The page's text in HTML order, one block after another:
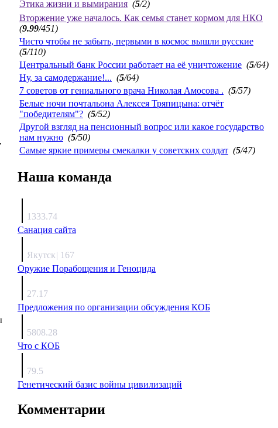
Этика жизни и вымирания (5/2)
Вторжение уже началось. Как семья станет кормом для НКО
(9.99/451)
Чисто чтобы не забыть, первыми в космос вышли русские
(5/110)
Центральный банк России работает на её уничтожение (5/64)
Ну, за самодержание!... (5/64)
7 советов от гениального врача Николая Амосова . (5/57)
Белые ночи почтальона Алексея Тряпицына: отчёт
"победителям"? (5/52)
Другой взгляд на пенсионный вопрос или какое государство
нам нужно (5/50)
Самые яркие примеры смекалки у советских солдат (5/47)
Наша команда
1333.74
Санация сайта
Якутск| 167
Оружие Порабощения и Геноцида
27.17
Предложения по организации обсуждения КОБ
5808.28
Что с КОБ
79.5
Генетический базис войны цивилизаций
Комментарии